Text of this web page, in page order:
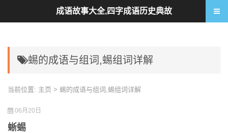
蜴的成语与组词,蜴组词详解
当前位置: 主页 > 蜴的成语与组词,蜴组词详解
06月20日
蜥蜴
成语故事大全,四字成语历史典故